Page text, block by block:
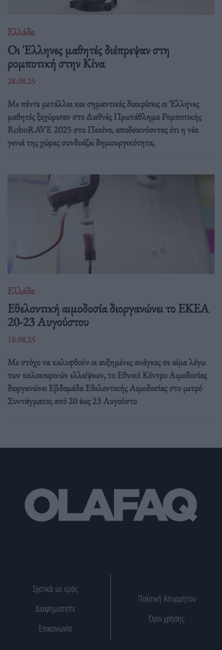
Ελλάδα
Οι Έλληνες μαθητές διέπρεψαν στη
ρομποτική στην Κίνα
28.08.25
Με πέντε μετάλλια και σημαντικές διακρίσεις οι Έλληνες
μαθητές ξεχώρισαν στο Διεθνές Πρωτάθλημα Ρομποτικής
RoboRAVE 2025 στο Πεκίνο, αποδεικνύοντας ότι η νέα
γενιά της χώρας συνδυάζει δημιουργικότητα,
Ελλάδα
Eθελοντική αιμοδοσία διοργανώνει το ΕΚΕΑ
20-23 Αυγούστου
18.08.25
Με στόχο να καλυφθούν οι αυξημένες ανάγκες σε αίμα λόγω
των καλοκαιρινών ελλείψεων, το Εθνικό Κέντρο Αιμοδοσίας
διοργανώνει Εβδομάδα Εθελοντικής Αιμοδοσίας στο μετρό
Συντάγματος από 20 έως 23 Αυγούστο
Σχετικά με εμάς
Διαφημιστείτε
Επικοινωνία
Πολιτική Απορρήτου
Όροι χρήσης